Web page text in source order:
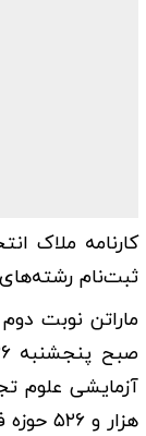
ثبت‌نام رشته‌های بدون
هزار و ۵۲۶ حوزه فرعی برگزار شد.